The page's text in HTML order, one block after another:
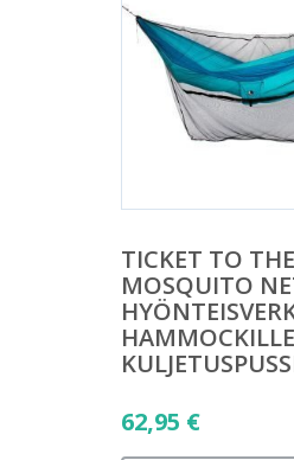
TICKET TO
MOSQUITO
HAMMOCKILLE
62,95 €